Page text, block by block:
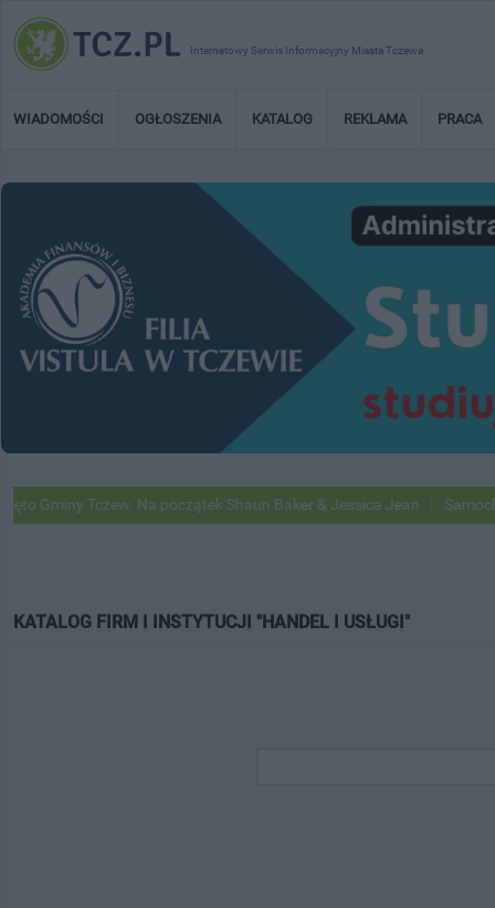
Internetowy Serwis Informacyjny Miasta Tczewa
WIADOMOŚCI OGŁOSZENIA KATALOG REKLAMA PRACA
Tczew. Na początek Shaun Baker & Jessica Jean Samochody
KATALOG FIRM I INSTYTUCJI "HANDEL I USŁUGI"